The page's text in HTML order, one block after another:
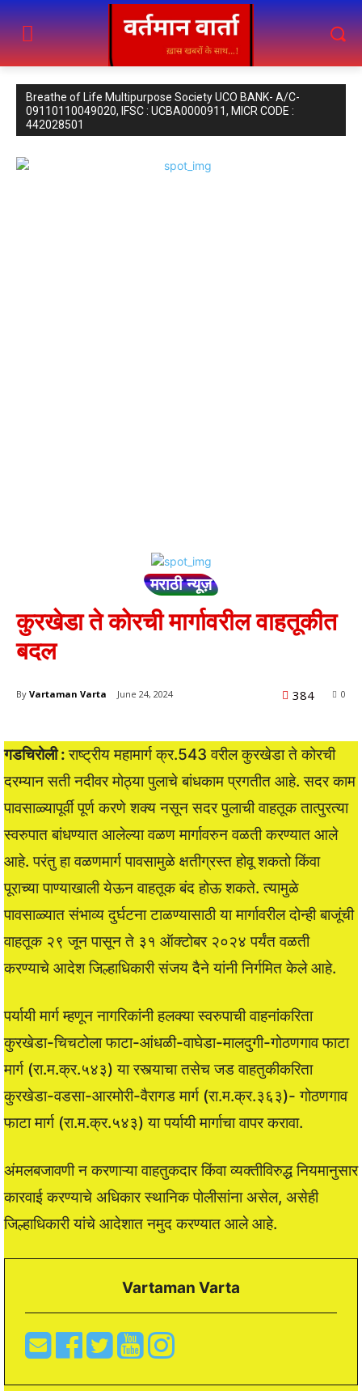
Breathe of Life Multipurpose Society UCO BANK- A/C-
09110110049020, IFSC : UCBA0000911, MICR CODE :
442028501
मराठी न्यूज़
कुरखेडा ते कोरची मार्गावरील वाहतूकीत
बदल
By Vartaman Varta June 24, 2024 0
384
गडचिरोली :राष्ट्रीय महामार्ग क्र.543 वरील कुरखेडा ते कोरची
दरम्यान सती नदीवर मोठ्या पुलाचे बांधकाम प्रगतीत आहे. सदर काम
पावसाळ्यापूर्वी पूर्ण करणे शक्य नसून सदर पुलाची वाहतूक तात्पुरत्या
स्वरुपात बांधण्यात आलेल्या वळण मार्गावरुन वळती करण्यात आले
आहे. परंतु हा वळणमार्ग पावसामुळे क्षतीग्रस्त होवू शकतो किंवा
पूराच्या पाण्याखाली येऊन वाहतूक बंद होऊ शकते. त्यामुळे
पावसाळ्यात संभाव्य दुर्घटना टाळण्यासाठी या मार्गावरील दोन्ही बाजूंची
वाहतूक २९ जून पासून ते ३१ ऑक्टोबर २०२४ पर्यंत वळती
करण्याचे आदेश जिल्हाधिकारी संजय दैने यांनी निर्गमित केले आहे.
पर्यायी मार्ग म्हणून नागरिकांनी हलक्या स्वरुपाची वाहनांकरिता
कुरखेडा-चिचटोला फाटा-आंधळी-वाघेडा-मालदुगी-गोठणगाव फाटा
मार्ग (रा.म.क्र.५४३) या रस्त्याचा तसेच जड वाहतुकीकरिता
कुरखेडा-वडसा-आरमोरी-वैरागड मार्ग (रा.म.क्र.३६३)- गोठणगाव
फाटा मार्ग (रा.म.क्र.५४३) या पर्यायी मार्गाचा वापर करावा.
अंमलबजावणी न करणाऱ्‍या वाहतुकदार किंवा व्यक्तीविरुद्ध नियमानुसार
कारवाई करण्याचे अधिकार स्थानिक पोलीसांना असेल, असेही
जिल्हाधिकारी यांचे आदेशात नमुद करण्यात आले आहे.
Vartaman Varta